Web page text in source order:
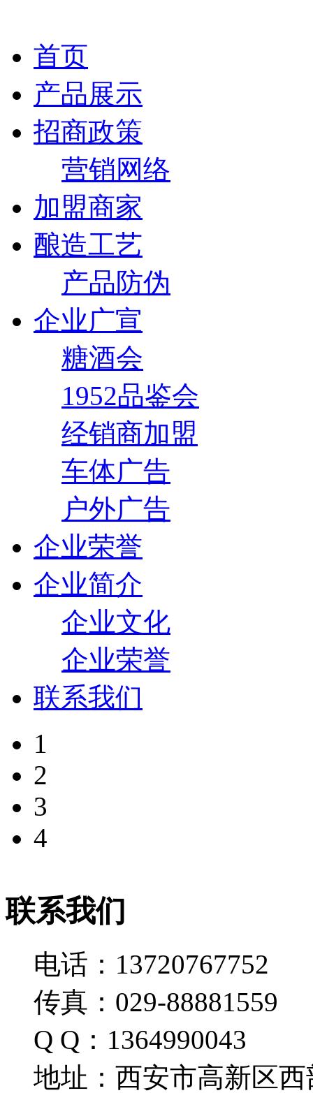
首页
产品展示
招商政策
营销网络
加盟商家
酿造工艺
产品防伪
企业广宣
糖酒会
1952品鉴会
经销商加盟
车体广告
户外广告
企业荣誉
企业简介
企业文化
企业荣誉
联系我们
1
2
3
4
联系我们
电话：13720767752
传真：029-88881559
Q Q：1364990043
地址：西安市高新区西